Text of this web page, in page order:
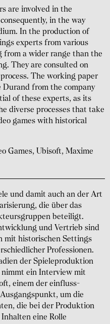
are involved in the
in the way
In the production of
experts from various
from a wider range than the
They are consulted on
The working paper
from the company
of these experts, as its
diverse processes that take
games with historical
Games, Ubisoft, Maxime
und damit auch an der Art
die über das
beteiligt.
und Vertrieb sind
mit historischen Settings
Professionen.
der Spiele­produk­tion
ein Inter­view mit
einem der einfluss­
um die
die bei der Produk­tion
eine Rolle